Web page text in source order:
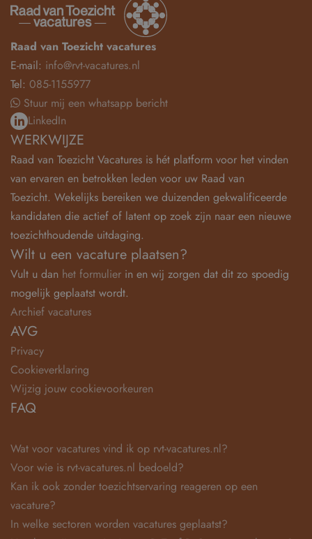
Raad van Toezicht vacatures
E-mail: info@rvt-vacatures.nl
Tel: 085-1155977
Stuur mij een whatsapp bericht
LinkedIn
WERKWIJZE
Raad van Toezicht Vacatures is hét platform voor het vinden
van ervaren en betrokken leden voor uw Raad van
Toezicht. Wekelijks bereiken we duizenden gekwalificeerde
kandidaten die actief of latent op zoek zijn naar een nieuwe
toezichthoudende uitdaging.
Wilt u een vacature plaatsen?
Vult u dan het formulier in en wij zorgen dat dit zo spoedig
mogelijk geplaatst wordt.
Archief vacatures
AVG
Privacy
Cookieverklaring
Wijzig jouw cookievoorkeuren
FAQ
Wat voor vacatures vind ik op rvt-vacatures.nl?
Voor wie is rvt-vacatures.nl bedoeld?
Kan ik ook zonder toezichtservaring reageren op een
vacature?
In welke sectoren worden vacatures geplaatst?